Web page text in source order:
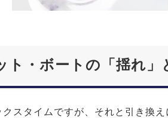
ト・ボートの「揺れ」
スタイムですが、それと引き換